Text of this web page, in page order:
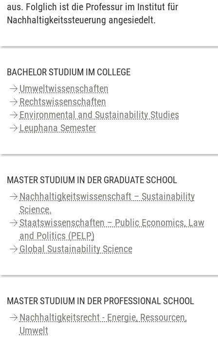
aus. Folglich ist die Professur im Institut für
Nachhaltigkeitssteuerung angesiedelt.
BACHELOR STUDIUM IM COLLEGE
Umweltwissenschaften
Rechtswissenschaften
Environmental and Sustainability Studies
Leuphana Semester
MASTER STUDIUM IN DER GRADUATE SCHOOL
Nachhaltigkeitswissenschaft – Sustainability
Science.
Staatswissenschaften – Public Economics, Law
and Politics (PELP)
Global Sustainability Science
MASTER STUDIUM IN DER PROFESSIONAL SCHOOL
Nachhaltigkeitsrecht - Energie, Ressourcen,
Umwelt